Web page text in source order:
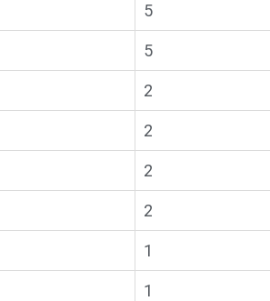
5
5
2
2
2
2
1
1